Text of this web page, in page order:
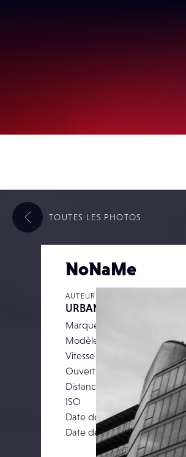
NoNaMe
AUTEUR
URBANDESIGN
Marque
Modèle
Vitesse d’obturation
Ouverture
Distance focale
ISO
Date de prise de vue
Date de publication
TOUTES LES PHOTOS